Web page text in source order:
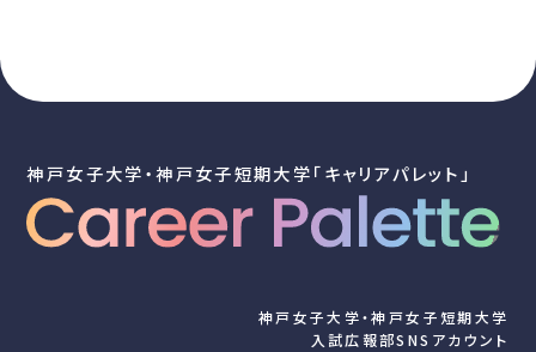
神戸女子大学・神戸女子短期大学「キャリアパレット」
神戸女子大学・神戸女子短期大学
入試広報部SNSアカウント